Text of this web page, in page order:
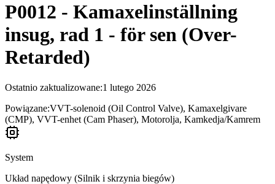
P0012 - Kamaxelinställning
insug, rad 1 - för sen (Over-
Retarded)
Ostatnio zaktualizowane:1 lutego 2026
Powiązane:VVT-solenoid (Oil Control Valve), Kamaxelgivare
(CMP), VVT-enhet (Cam Phaser), Motorolja, Kamkedja/Kamrem
System
Układ napędowy (Silnik i skrzynia biegów)